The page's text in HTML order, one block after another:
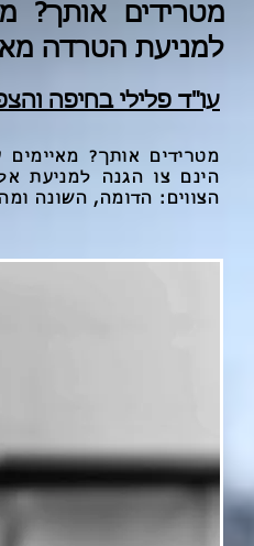
מטרידים אותך?
למניעת הטרדה
עו"ד פלילי בחיפה וה
מטרידים אותך? מאיימים
הינם צו הגנה למניעת
הצווים: הדומה,